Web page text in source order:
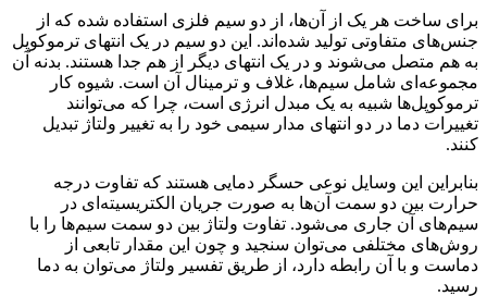
برای ساخت هر یک از آن‌ها، از دو سیم فلزی استفاده شده که از
جنس‌های متفاوتی تولید شده‌اند. این دو سیم در یک انتهای ترموکوپل
به هم متصل می‌شوند و در یک انتهای دیگر از هم جدا هستند. بدنه آن
مجمو‌عه‌ای شامل سیم‌ها، غلاف و ترمینال آن است. شیوه کار
ترموکوپل‌ها شبیه به یک مبدل انرژی است، چرا که می‌توانند
تغییرات دما در دو انتهای مدار سیمی خود را به تغییر ولتاژ تبدیل
کنند.
بنابراین این وسایل نوعی حسگر دمایی هستند که تفاوت درجه
حرارت بین دو سمت آن‌ها به صورت جریان الکتریسیته‌ای در
سیم‌های آن جاری می‌شود. تفاوت ولتاژ بین دو سمت سیم‌ها را با
روش‌های مختلفی می‌توان سنجید و چون این مقدار تابعی از
دماست و با آن رابطه دارد، از طریق تفسیر ولتاژ می‌توان به دما
رسید.